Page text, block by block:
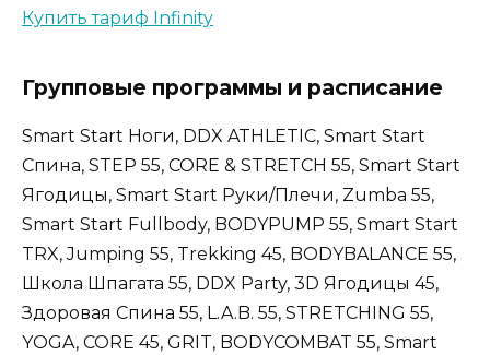
Купить тариф Infinity
Групповые программы и расписание
Smart Start Ноги, DDX ATHLETIC, Smart Start
Спина, STEP 55, CORE & STRETCH 55, Smart Start
Ягодицы, Smart Start Руки/Плечи, Zumba 55,
Smart Start Fullbody, BODYPUMP 55, Smart Start
TRX, Jumping 55, Trekking 45, BODYBALANCE 55,
Школа Шпагата 55, DDX Party, 3D Ягодицы 45,
Здоровая Спина 55, L.A.B. 55, STRETCHING 55,
YOGA, CORE 45, GRIT, BODYCOMBAT 55, Smart